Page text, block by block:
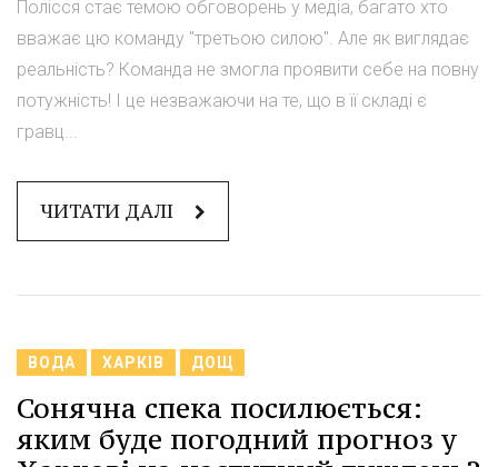
Полісся стає темою обговорень у медіа, багато хто
вважає цю команду "третьою силою". Але як виглядає
реальність? Команда не змогла проявити себе на повну
потужність! І це незважаючи на те, що в її складі є
гравц...
ЧИТАТИ ДАЛІ
ВОДА ХАРКІВ ДОЩ
Сонячна спека посилюється:
яким буде погодний прогноз у